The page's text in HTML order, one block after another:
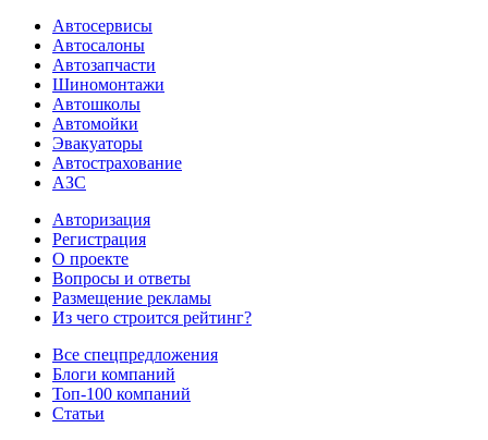
Автосервисы
Автосалоны
Автозапчасти
Шиномонтажи
Автошколы
Автомойки
Эвакуаторы
Автострахование
АЗС
Авторизация
Регистрация
О проекте
Вопросы и ответы
Размещение рекламы
Из чего строится рейтинг?
Все спецпредложения
Блоги компаний
Топ-100 компаний
Статьи